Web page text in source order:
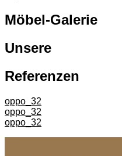
Möbel-Galerie
Unsere
Referenzen
oppo_32
oppo_32
oppo_32